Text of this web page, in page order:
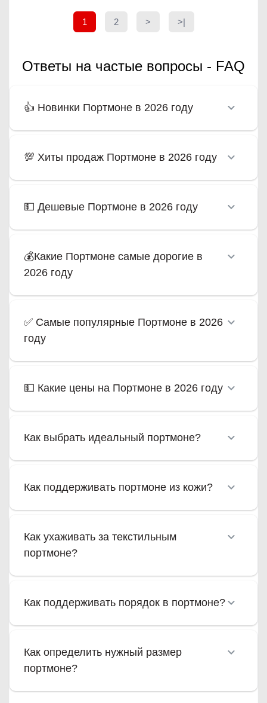
1 2 > >|
Ответы на частые вопросы - FAQ
👍 Новинки Портмоне в 2026 году
💯 Хиты продаж Портмоне в 2026 году
💵 Дешевые Портмоне в 2026 году
💰Какие Портмоне самые дорогие в
2026 году
✅ Самые популярные Портмоне в 2026
году
💵 Какие цены на Портмоне в 2026 году
Как выбрать идеальный портмоне?
Как поддерживать портмоне из кожи?
Как ухаживать за текстильным
портмоне?
Как поддерживать порядок в портмоне?
Как определить нужный размер
портмоне?